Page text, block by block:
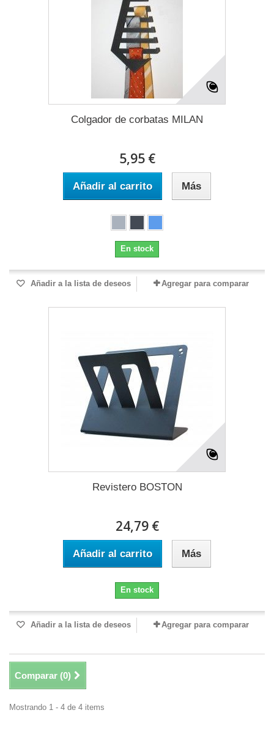
Colgador de corbatas MILAN
5,95 €
Añadir al carrito Más
En stock
Añadir a la lista de deseos Agregar para comparar
Revistero BOSTON
24,79 €
Añadir al carrito Más
En stock
Añadir a la lista de deseos Agregar para comparar
Comparar (0)
Mostrando 1 - 4 de 4 items